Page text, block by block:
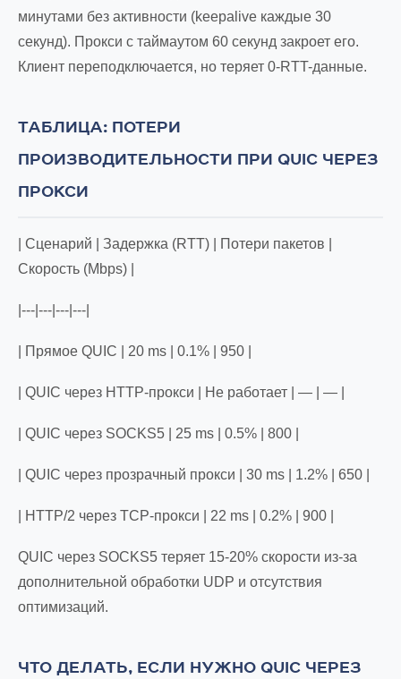
минутами без активности (keepalive каждые 30
секунд). Прокси с таймаутом 60 секунд закроет его.
Клиент переподключается, но теряет 0-RTT-данные.
ТАБЛИЦА: ПОТЕРИ
ПРОИЗВОДИТЕЛЬНОСТИ ПРИ QUIC ЧЕРЕЗ
ПРОКСИ
| Сценарий | Задержка (RTT) | Потери пакетов |
Скорость (Mbps) |
|---|---|---|---|
| Прямое QUIC | 20 ms | 0.1% | 950 |
| QUIC через HTTP-прокси | Не работает | — | — |
| QUIC через SOCKS5 | 25 ms | 0.5% | 800 |
| QUIC через прозрачный прокси | 30 ms | 1.2% | 650 |
| HTTP/2 через TCP-прокси | 22 ms | 0.2% | 900 |
QUIC через SOCKS5 теряет 15-20% скорости из-за
дополнительной обработки UDP и отсутствия
оптимизаций.
ЧТО ДЕЛАТЬ, ЕСЛИ НУЖНО QUIC ЧЕРЕЗ